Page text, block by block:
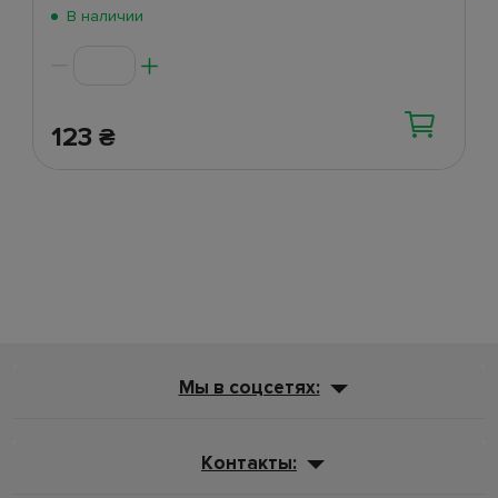
Поступление 2 июня
В наличии
123 ₴
Мы в соцсетях:
Контакты: